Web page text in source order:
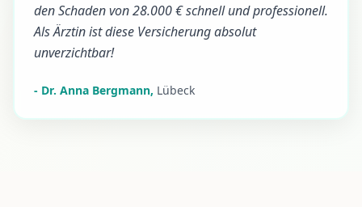
den Schaden von 28.000 € schnell und professionell.
Als Ärztin ist diese Versicherung absolut
unverzichtbar!
- Dr. Anna Bergmann, Lübeck